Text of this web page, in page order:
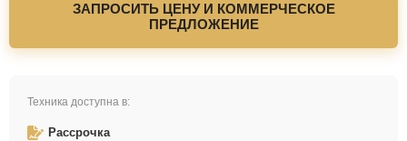
ЗАПРОСИТЬ ЦЕНУ И КОММЕРЧЕСКОЕ
ПРЕДЛОЖЕНИЕ
Техника доступна в:
Рассрочка